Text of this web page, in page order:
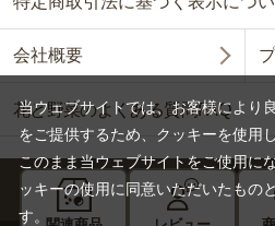
会社概要
花と野菜のよくある質問FAQ
当ウェブサイトでは、お客様により
をご提供するため、クッキーを使用
このまま当ウェブサイトをご使用に
ッキーの使用に同意いただいたもの
す。